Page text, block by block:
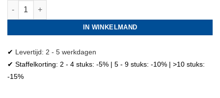
Sushi beachflag II aantal
IN WINKELMAND
✔ Levertijd: 2 - 5 werkdagen
✔ Staffelkorting: 2 - 4 stuks: -5% | 5 - 9 stuks: -10% | >10 stuks:
-15%